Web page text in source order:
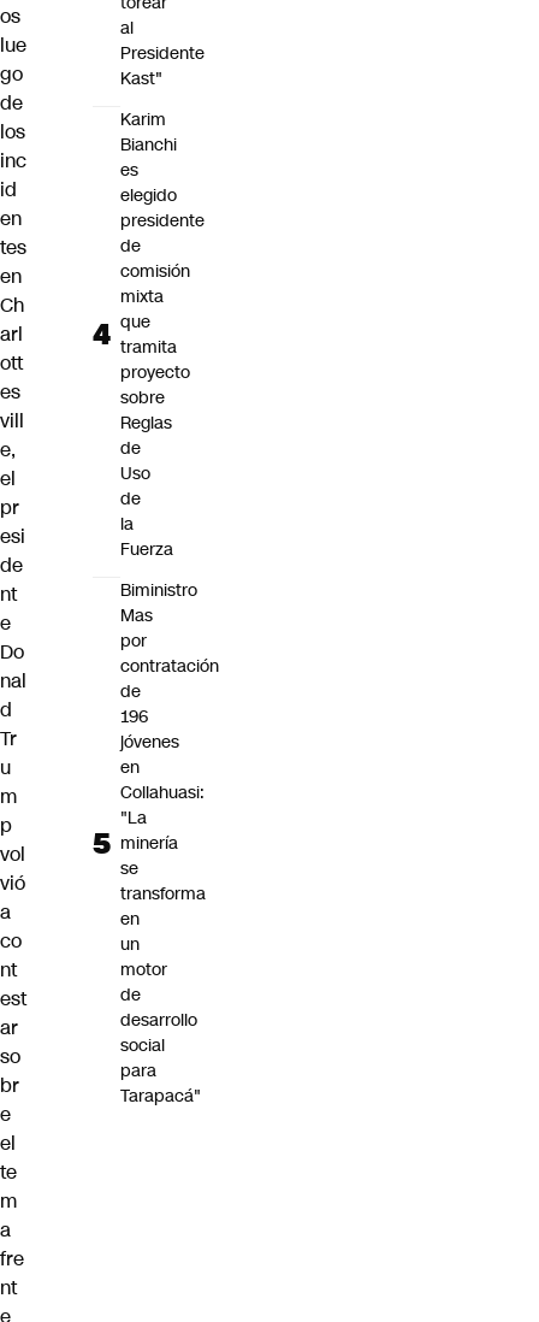
os
lue
go
de
los
inc
id
en
tes
en
Ch
arl
ott
es
vill
e,
el
pr
esi
de
nt
e
Do
nal
d
Tr
u
m
p
vol
vió
a
co
nt
est
ar
so
br
e
el
te
m
a
fre
nt
e
al
Presidente
Kast"
Karim
Bianchi
es
elegido
presidente
de
comisión
mixta
que
tramita
proyecto
sobre
Reglas
de
Uso
de
la
Fuerza
Biministro
Mas
por
contratación
de
196
jóvenes
en
Collahuasi:
"La
minería
se
transforma
en
un
motor
de
desarrollo
social
para
Tarapacá"